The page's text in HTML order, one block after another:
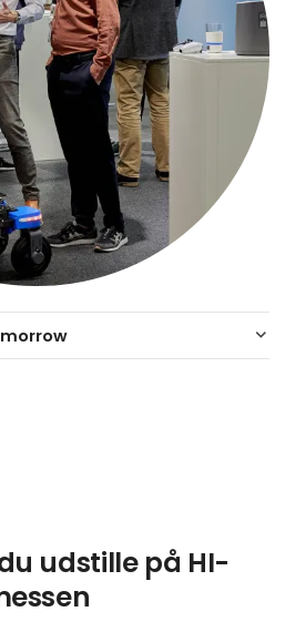
keyboard_arrow_down
udstille på HI-